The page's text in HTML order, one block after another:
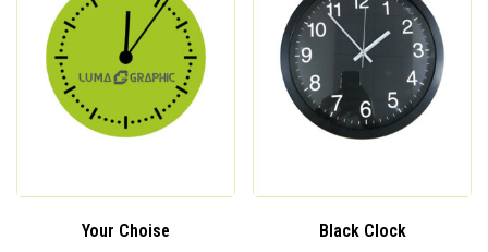
Your Choise Black Clock